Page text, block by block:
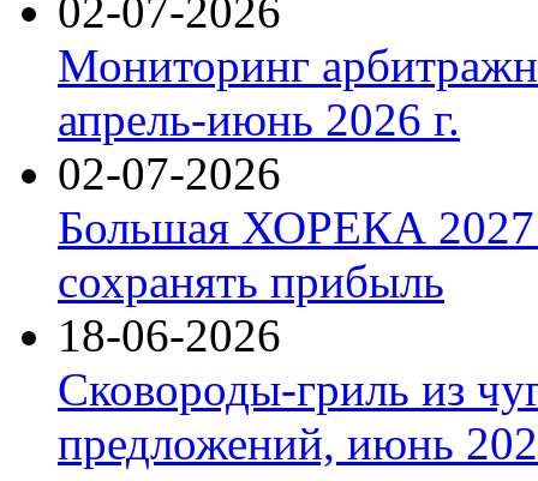
02-07-2026
Мониторинг
апрель-июнь 2026 г.
02-07-2026
Большая ХОРЕКА 2027:
сохранять прибыль
18-06-2026
Сковороды-гриль из
предложений, июнь